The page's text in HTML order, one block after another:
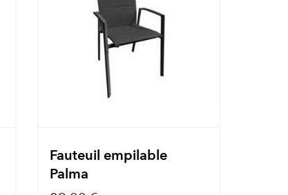
Fauteuil empilable
Palma